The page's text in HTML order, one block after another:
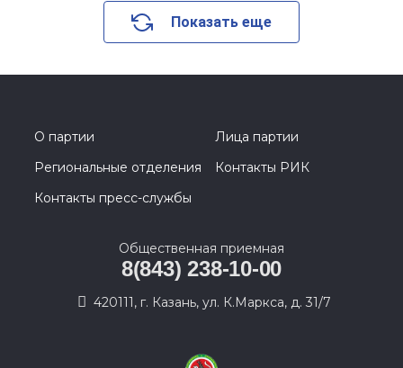
Показать еще
О партии
Лица партии
Региональные отделения
Контакты РИК
Контакты пресс-службы
Общественная приемная
8(843) 238-10-00
420111, г. Казань, ул. К.Маркса, д. 31/7